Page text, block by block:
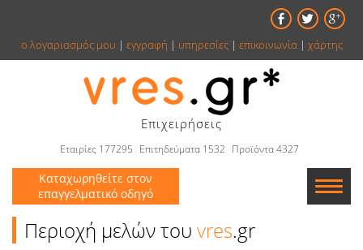
ο λογαριασμός μου | εγγραφή | υπηρεσίες| επικοινωνία| χάρτης
Επιχειρήσεις
Εταιρίες 177295 Επιτηδεύματα 1532 Προϊόντα 4327
Καταχωρηθείτε στον
επαγγελματικό οδηγό
Εταιρείες
Περιοχή μελών του vres.gr